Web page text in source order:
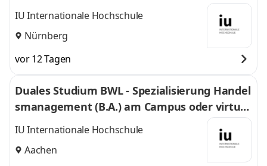
l
IU Internationale Hochschule
Nürnberg
vor 12 Tagen
Duales Studium BWL - Spezialisierung Handel
smanagement (B.A.) am Campus oder virtuel
l
IU Internationale Hochschule
Aachen